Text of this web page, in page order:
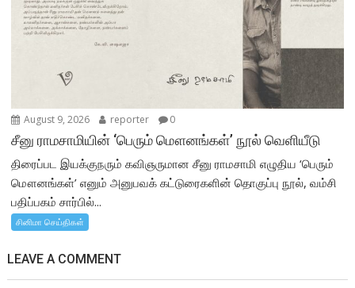
August 9, 2026 reporter 0
சீனு ராமசாமியின் ‘பெரும் மௌனங்கள்’ நூல் வெளியீடு
திரைப்பட இயக்குநரும் கவிஞருமான சீனு ராமசாமி எழுதிய ‘பெரும்
மௌனங்கள்’ எனும் அனுபவக் கட்டுரைகளின் தொகுப்பு நூல், வம்சி
பதிப்பகம் சார்பில்...
சினிமா செய்திகள்
LEAVE A COMMENT